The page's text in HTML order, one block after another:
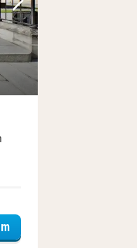
Nästa bild
Ulfsunda Slott